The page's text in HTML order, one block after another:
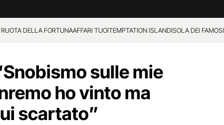
DELLA FORTUNAAFFARI TUOITEMPTATION ISLANDISOLA DEI FAMOSI
sulle mie
ho vinto ma
scartato”